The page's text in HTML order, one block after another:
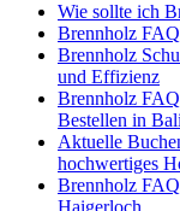
Wie sollte ich
Brennholz
Brennholz
und Effizienz
Brennholz
Bestellen in
Aktuelle
hochwertiges
Brennholz
Haigerloch